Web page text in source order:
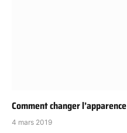
Comment changer
4 mars 2019